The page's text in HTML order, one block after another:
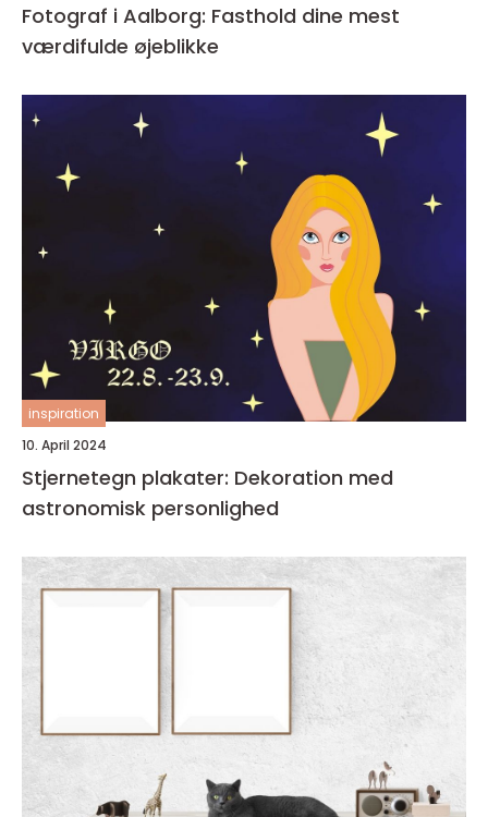
Fotograf i Aalborg: Fasthold dine mest
værdifulde øjeblikke
inspiration
10. April 2024
Stjernetegn plakater: Dekoration med
astronomisk personlighed